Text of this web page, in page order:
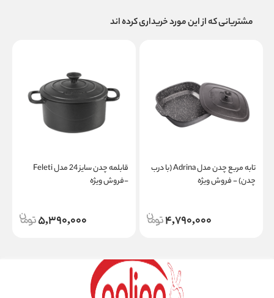
مشتریانی که از این مورد خریداری کرده اند
تابه مربع چدن مدل Adrina (با درب
چدن) - فروش ویژه
4,790,000
قابلمه چدن سایز 24 مدل Feleti
-فروش ویژه
5,390,000